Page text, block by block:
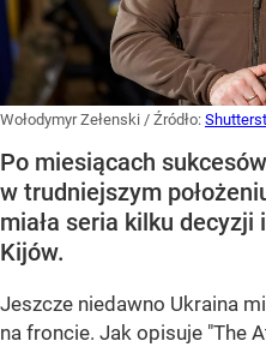
Wołodymyr Zełenski / Źródło:
Po miesiącach
w trudniejszym
miała seria kilku decyzji
Kijów.
Jeszcze niedawno Ukraina
na froncie. Jak opisuje "The